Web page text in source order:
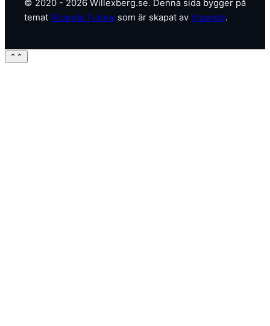
© 2020 - 2026 Willexberg.se. Denna sida bygger på
temat Vicando Future som är skapat av Vicando.
⌃ ⌃